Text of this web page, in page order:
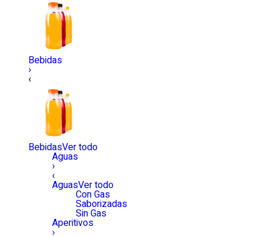
Bebidas
›
‹
BebidasVer todo
Aguas
›
‹
AguasVer todo
Con Gas
Saborizadas
Sin Gas
Aperitivos
›